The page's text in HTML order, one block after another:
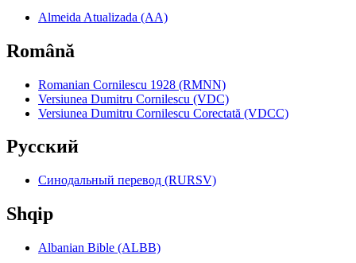
Almeida Atualizada (AA)
Română
Romanian Cornilescu 1928 (RMNN)
Versiunea Dumitru Cornilescu (VDC)
Versiunea Dumitru Cornilescu Corectată (VDCC)
Pyccкий
Синодальный перевод (RURSV)
Shqip
Albanian Bible (ALBB)